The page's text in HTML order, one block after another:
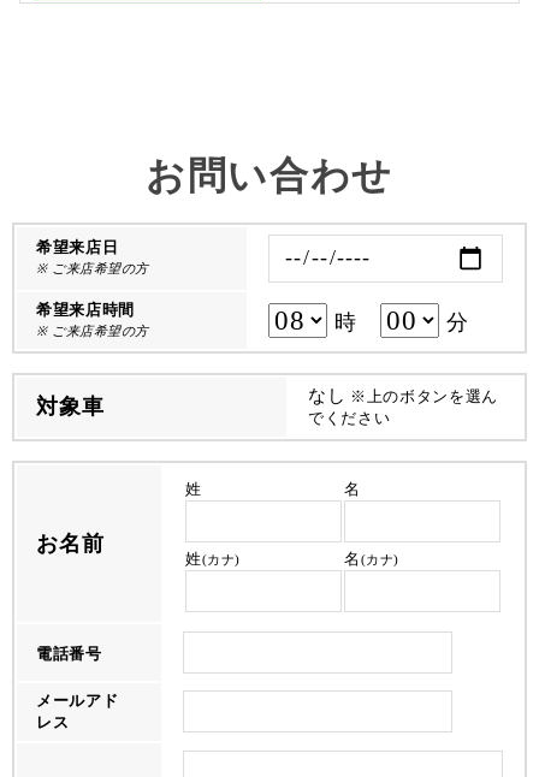
お問い合わせ
希望来店日
※ ご来店希望の方
希望来店時間
※ ご来店希望の方 時 分
対象車 なし ※上のボタンを選ん
でください
お名前
姓 名
姓(カナ) 名 (カナ)
電話番号
メールアド
レス